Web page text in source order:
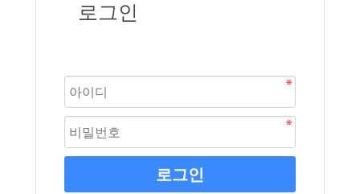
로그인
로그인